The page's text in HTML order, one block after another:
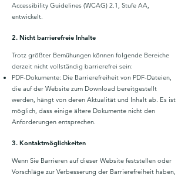
Accessibility Guidelines (WCAG) 2.1, Stufe AA,
entwickelt.
2. Nicht barrierefreie Inhalte
Trotz größter Bemühungen können folgende Bereiche
derzeit nicht vollständig barrierefrei sein:
PDF-Dokumente: Die Barrierefreiheit von PDF-Dateien,
die auf der Website zum Download bereitgestellt
werden, hängt von deren Aktualität und Inhalt ab. Es ist
möglich, dass einige ältere Dokumente nicht den
Anforderungen entsprechen.
3. Kontaktmöglichkeiten
Wenn Sie Barrieren auf dieser Website feststellen oder
Vorschläge zur Verbesserung der Barrierefreiheit haben,